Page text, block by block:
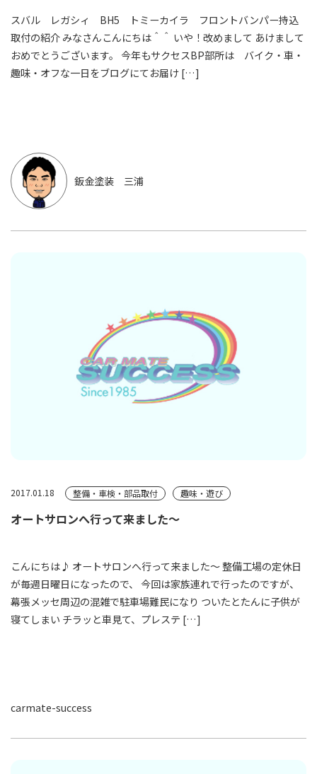
スバル レガシィ BH5 トミーカイラ フロントバンパー持込
取付の紹介 みなさんこんにちは＾＾ いや！改めまして あけまして
おめでとうございます。 今年もサクセスBP部所は バイク・車・
趣味・オフな一日をブログにてお届け […]
鈑金塗装 三浦
2017.01.18 整備・車検・部品取付 趣味・遊び
オートサロンへ行って来ました～
こんにちは♪ オートサロンへ行って来ました～ 整備工場の定休日
が毎週日曜日になったので、 今回は家族連れで行ったのですが、
幕張メッセ周辺の混雑で駐車場難民になり ついたとたんに子供が
寝てしまい チラッと車見て、プレステ […]
carmate-success